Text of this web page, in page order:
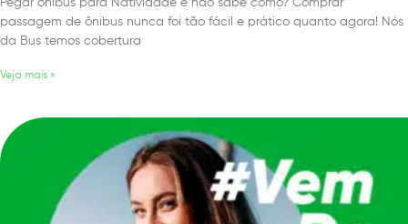
passagem de ônibus nunca foi tão fácil e prático quanto agora! Nós
da Bus temos cobertura
Veja mais »